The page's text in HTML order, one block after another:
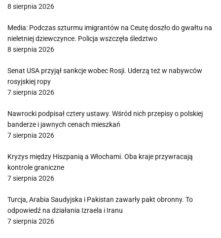
8 sierpnia 2026
Media: Podczas szturmu imigrantów na Ceutę doszło do gwałtu na
nieletniej dziewczynce. Policja wszczęła śledztwo
8 sierpnia 2026
Senat USA przyjął sankcje wobec Rosji. Uderzą też w nabywców
rosyjskiej ropy
7 sierpnia 2026
Nawrocki podpisał cztery ustawy. Wśród nich przepisy o polskiej
banderze i jawnych cenach mieszkań
7 sierpnia 2026
Kryzys między Hiszpanią a Włochami. Oba kraje przywracają
kontrole graniczne
7 sierpnia 2026
Turcja, Arabia Saudyjska i Pakistan zawarły pakt obronny. To
odpowiedź na działania Izraela i Iranu
7 sierpnia 2026